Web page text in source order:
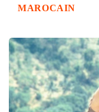
MAROCAIN